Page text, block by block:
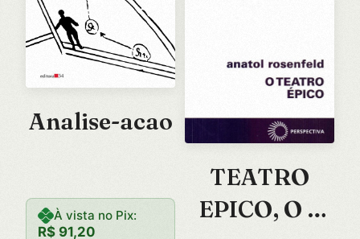
Analise-acao
À vista no Pix:
R$ 91,20
TEATRO
EPICO, O –